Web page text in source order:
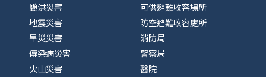
颱洪災害
地震災害
旱災災害
傳染病災害
火山災害
可供避難收容場所
防空避難收容處所
消防局
警察局
醫院